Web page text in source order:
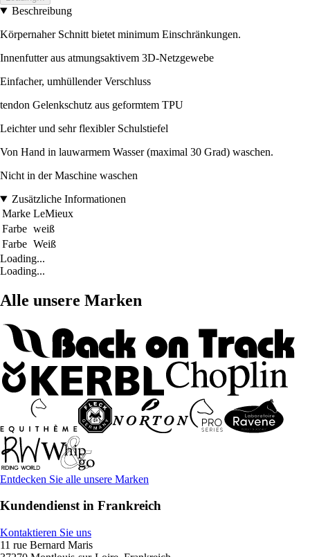
Beschreibung
Körpernaher Schnitt bietet minimum Einschränkungen.
Innenfutter aus atmungsaktivem 3D-Netzgewebe
Einfacher, umhüllender Verschluss
tendon Gelenkschutz aus geformtem TPU
Leichter und sehr flexibler Schulstiefel
Von Hand in lauwarmem Wasser (maximal 30 Grad) waschen.
Nicht in der Maschine waschen
Zusätzliche Informationen
Marke LeMieux
Farbe weiß
Farbe Weiß
Loading...
Loading...
Alle unsere Marken
Entdecken Sie alle unsere Marken
Kundendienst in Frankreich
Kontaktieren Sie uns
11 rue Bernard Maris